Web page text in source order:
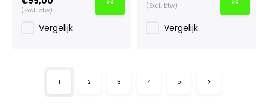
(Excl. btw)
Vergelijk
(Excl. btw)
Vergelijk
1 2 3 4 5